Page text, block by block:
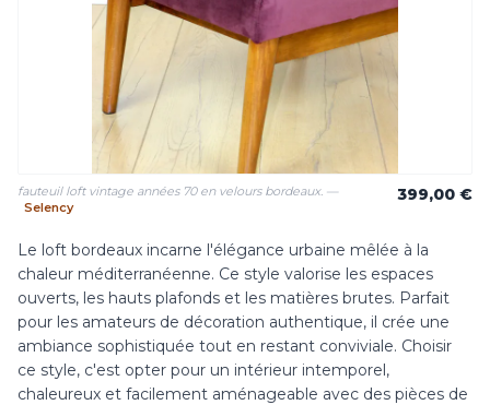
fauteuil loft vintage années 70 en velours bordeaux. —
Selency
399,00 €
Le loft bordeaux incarne l'élégance urbaine mêlée à la
chaleur méditerranéenne. Ce style valorise les espaces
ouverts, les hauts plafonds et les matières brutes. Parfait
pour les amateurs de décoration authentique, il crée une
ambiance sophistiquée tout en restant conviviale. Choisir
ce style, c'est opter pour un intérieur intemporel,
chaleureux et facilement aménageable avec des pièces de